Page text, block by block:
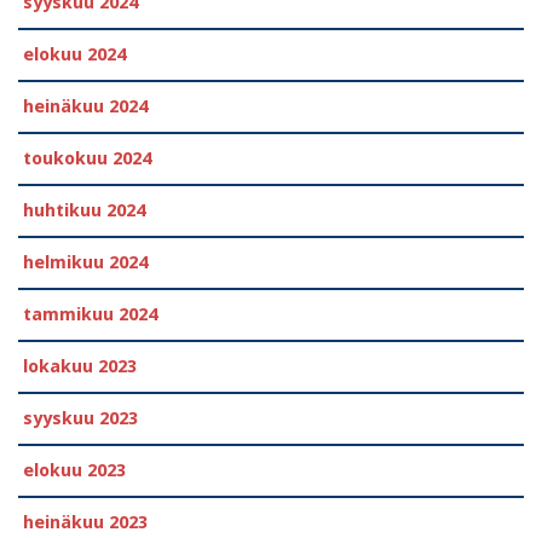
elokuu 2024
heinäkuu 2024
toukokuu 2024
huhtikuu 2024
helmikuu 2024
tammikuu 2024
lokakuu 2023
syyskuu 2023
elokuu 2023
heinäkuu 2023